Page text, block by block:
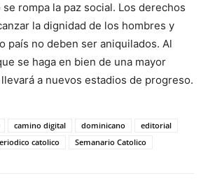
rompa la paz social. Los derechos
la dignidad de los hombres y
país no deben ser aniquilados. Al
se haga en bien de una mayor
a nue­vos estadios de progreso.
camino digital dominicano
editorial
catolico Semanario Catolico